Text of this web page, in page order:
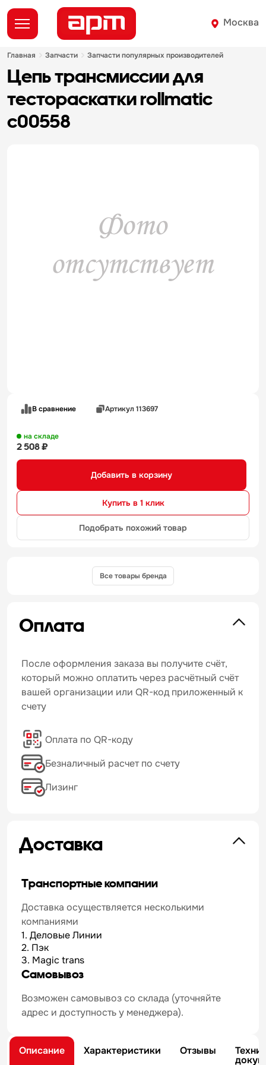
Москва
главная запчасти запчасти популярных производителей
цепь трансмиссии для
тестораскатки rollmatic
c00558
В сравнение Артикул 113697
на складе
2 508 ₽
Добавить в корзину
Купить в 1 клик
Подобрать похожий товар
Все товары бренда
Оплата
После оформления заказа вы получите счёт,
который можно оплатить через расчётный счёт
вашей организации или QR-код приложенный к
счету
Оплата по QR-коду
Безналичный расчет по счету
Лизинг
Доставка
Транспортные компании
Доставка осуществляется несколькими
компаниями
1. Деловые Линии
2. Пэк
3. Magic trans
Самовывоз
Возможен самовывоз со склада (уточняйте
адрес и доступность у менеджера).
Описание Характеристики Отзывы